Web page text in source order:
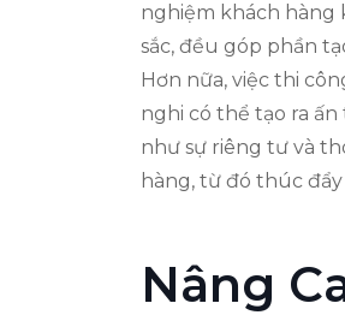
nghiệm khách hàng
sắc, đều góp phần
Hơn nữa, việc thi
nghi có thể tạo ra
như sự riêng tư và
hàng, từ đó thúc
Nâng